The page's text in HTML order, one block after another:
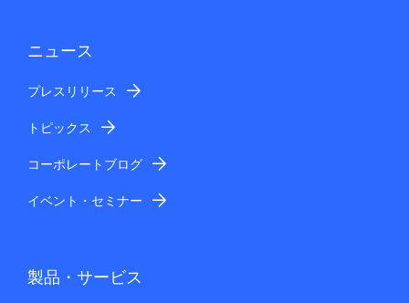
ニュース
プレスリリース
トピックス
コーポレートブログ
イベント・セミナー
製品・サービス